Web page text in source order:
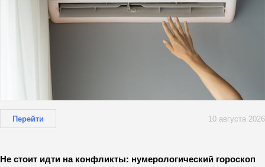
Перейти 10 августа 2026
Не стоит идти на конфликты: нумерологический гороскоп